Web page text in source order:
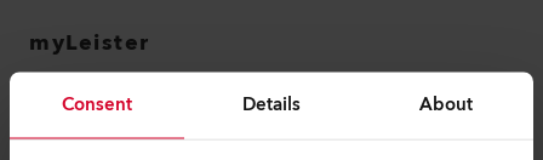
Consent Details About
myLeister
myLeister Account
Academy